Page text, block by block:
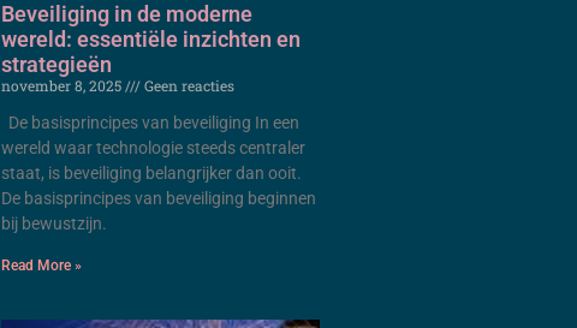
Beveiliging in de moderne
wereld: essentiële inzichten en
strategieën
november 8, 2025
Geen reacties
De basisprincipes van beveiliging In een
wereld waar technologie steeds centraler
staat, is beveiliging belangrijker dan ooit.
De basisprincipes van beveiliging beginnen
bij bewustzijn.
Read More »